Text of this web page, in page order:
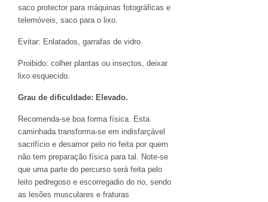
saco protector para máquinas fotográficas e
telemóveis, saco para o lixo.
Evitar: Enlatados, garrafas de vidro.
Proibido: colher plantas ou insectos, deixar
lixo esquecido.
Grau de dificuldade: Elevado.
Recomenda-se boa forma física. Esta
caminhada transforma-se em indisfarçável
sacrifício e desamor pelo rio feita por quem
não tem preparação física para tal. Note-se
que uma parte do percurso será feita pelo
leito pedregoso e escorregadio do rio, sendo
as lesões musculares e fraturas